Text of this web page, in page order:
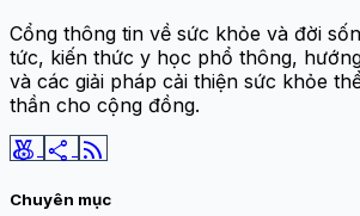
Cổng thông tin về sức khỏe và đời
tức, kiến thức y học phổ thông,
và các giải pháp cải thiện sức khỏe
thần cho cộng đồng.
social_leaderboard share rss_feed
Chuyên mục